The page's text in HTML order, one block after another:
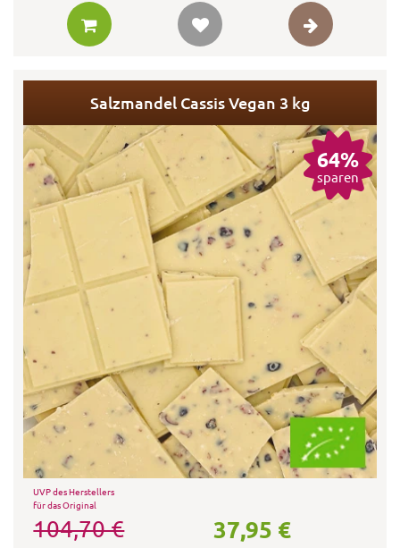
Salzmandel Cassis Vegan 3 kg
64%
sparen
UVP des Herstellers
für das Original
104,70 € 37,95 €